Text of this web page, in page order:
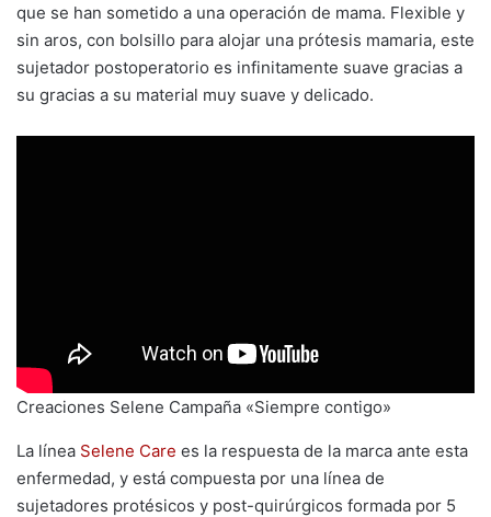
que se han sometido a una operación de mama. Flexible y
sin aros, con bolsillo para alojar una prótesis mamaria, este
sujetador postoperatorio es infinitamente suave gracias a
su gracias a su material muy suave y delicado.
Creaciones Selene Campaña «Siempre contigo»
La línea Selene Care es la respuesta de la marca ante esta
enfermedad, y está compuesta por una línea de
sujetadores protésicos y post-quirúrgicos formada por 5